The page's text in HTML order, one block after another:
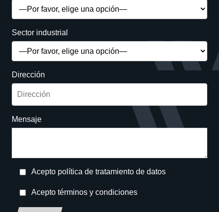
Sector industrial
Dirección
Mensaje
Acepto política de tratamiento de datos
Acepto términos y condiciones